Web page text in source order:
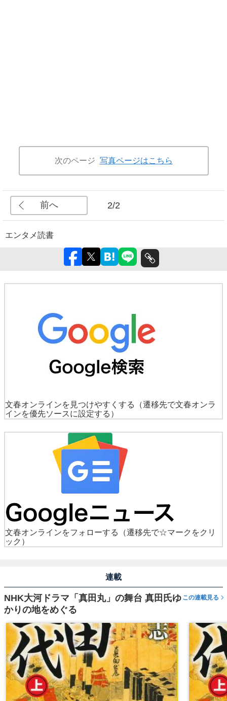
次のページ 写真ページはこちら
前へ 2/2
エンタメ読書
文春オンラインを見つけやすくする
（遷移先で文春オンラ
インを優先ソースに設定する）
文春オンラインをフォローする
（遷移先で☆マークをクリ
ック）
連載
NHK大河ドラマ「真田丸」の舞台 真田氏ゆ
かりの地をめぐる
この連載見る